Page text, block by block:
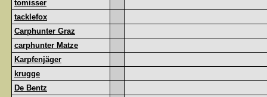
tomisser
tacklefox
Carphunter Graz
carphunter Matze
Karpfenjäger
krugge
De Bentz